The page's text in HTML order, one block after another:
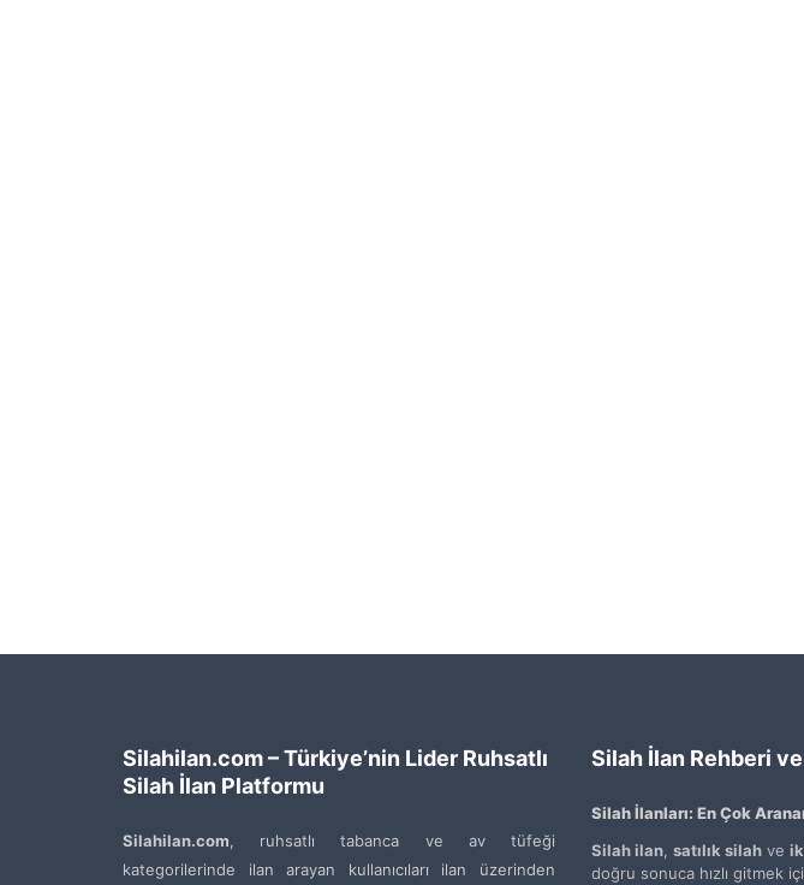
Silahilan.com – Türkiye’nin Lider Ruhsatlı
Silah İlan Platformu
Silahilan.com, ruhsatlı tabanca ve av tüfeği
kategorilerinde ilan arayan kullanıcıları ilan üzerinden
Silah İlan Rehberi ve
Silah İlanları: En Çok
Silah ilan satılık silah ve
doğru sonuca hızlı gitmek